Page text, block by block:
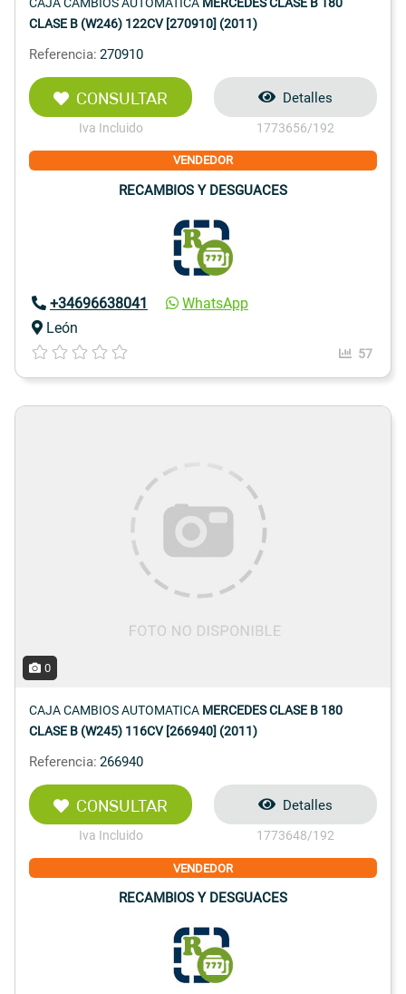
CLASE B (W246) 122CV [270910] (2011)
Referencia: 270910
CONSULTAR
Iva Incluido
Detalles
1773656/192
VENDEDOR
RECAMBIOS Y DESGUACES
+34696638041
WhatsApp
León
57
0
CAJA CAMBIOS AUTOMATICA MERCEDES CLASE B 180
CLASE B (W245) 116CV [266940] (2011)
Referencia: 266940
CONSULTAR
Iva Incluido
Detalles
1773648/192
VENDEDOR
RECAMBIOS Y DESGUACES